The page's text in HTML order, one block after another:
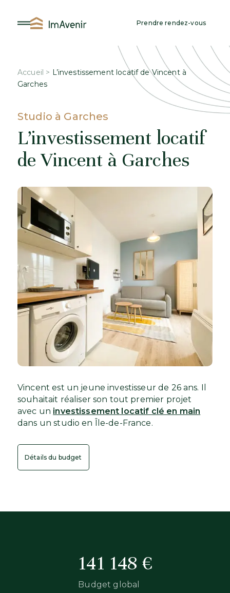
contenu
Prendre rendez-vous
Accueil > L’investissement locatif de Vincent à
Garches
Studio à Garches
L’investissement locatif
de Vincent à Garches
Vincent est un jeune investisseur de 26 ans. Il
souhaitait réaliser son tout premier projet
avec un investissement locatif clé en main
dans un studio en Île-de-France.
Détails du budget
141 148 €
Budget global